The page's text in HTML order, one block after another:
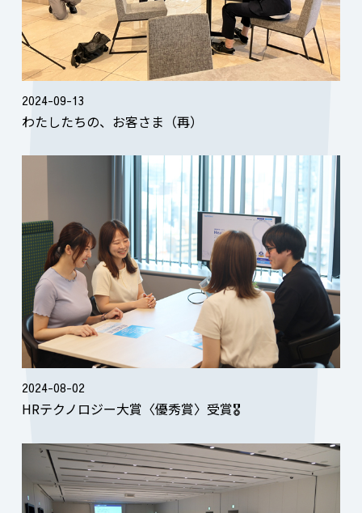
2024-09-13
わたしたちの、お客さま（再）
2024-08-02
HRテクノロジー大賞〈優秀賞〉受賞🎖